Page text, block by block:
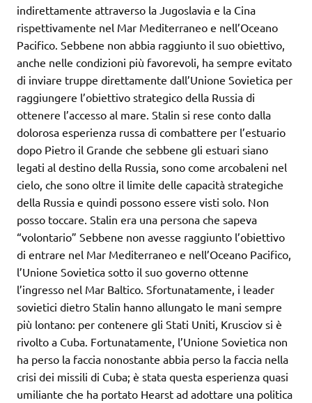
indirettamente attraverso la Jugoslavia e la Cina
rispettivamente nel Mar Mediterraneo e nell’Oceano
Pacifico. Sebbene non abbia raggiunto il suo obiettivo,
anche nelle condizioni più favorevoli, ha sempre evitato
di inviare truppe direttamente dall’Unione Sovietica per
raggiungere l’obiettivo strategico della Russia di
ottenere l’accesso al mare. Stalin si rese conto dalla
dolorosa esperienza russa di combattere per l’estuario
dopo Pietro il Grande che sebbene gli estuari siano
legati al destino della Russia, sono come arcobaleni nel
cielo, che sono oltre il limite delle capacità strategiche
della Russia e quindi possono essere visti solo. Non
posso toccare. Stalin era una persona che sapeva
“volontario” Sebbene non avesse raggiunto l’obiettivo
di entrare nel Mar Mediterraneo e nell’Oceano Pacifico,
l’Unione Sovietica sotto il suo governo ottenne
l’ingresso nel Mar Baltico. Sfortunatamente, i leader
sovietici dietro Stalin hanno allungato le mani sempre
più lontano: per contenere gli Stati Uniti, Krusciov si è
rivolto a Cuba. Fortunatamente, l’Unione Sovietica non
ha perso la faccia nonostante abbia perso la faccia nella
crisi dei missili di Cuba; è stata questa esperienza quasi
umiliante che ha portato Hearst ad adottare una politica